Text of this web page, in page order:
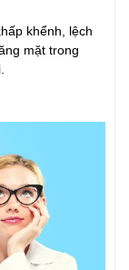
khểnh, lệch
mặt trong